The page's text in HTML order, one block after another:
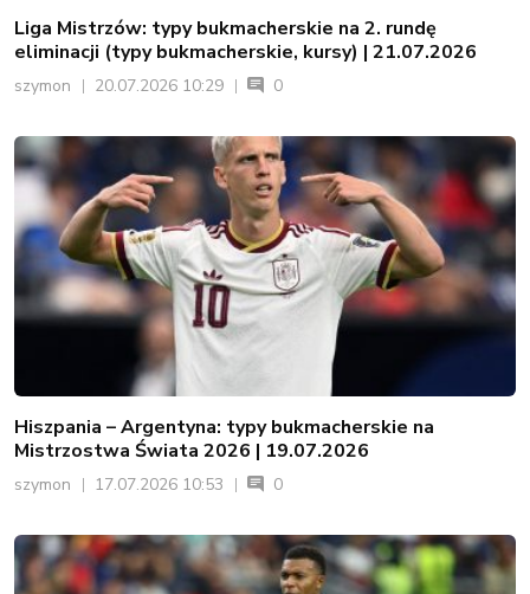
Liga Mistrzów: typy bukmacherskie na 2. rundę
eliminacji (typy bukmacherskie, kursy) | 21.07.2026
szymon 20.07.2026 10:29 0
Hiszpania – Argentyna: typy bukmacherskie na
Mistrzostwa Świata 2026 | 19.07.2026
szymon 17.07.2026 10:53 0